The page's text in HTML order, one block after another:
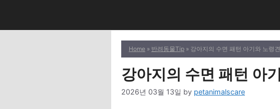
content
Home » 반려동물Tip » 강아지의 수면 패턴 아기와 노령
강아지의 수면 패턴 아
2026년 03월 13일 by petanimalscare